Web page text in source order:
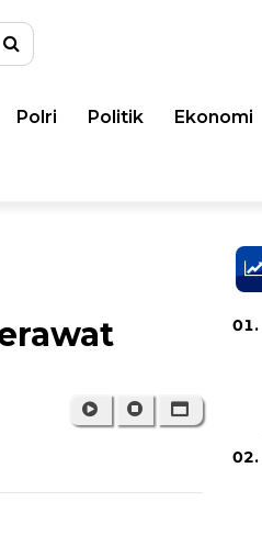
Polri Politik Ekonomi